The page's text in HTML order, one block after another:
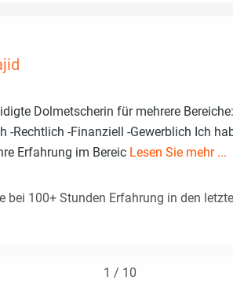
Dolmetscherin für mehrere
-Rechtlich -Finanziell -Gewerblich Ich
Erfahrung im Bereic Lesen Sie mehr ...
bei 100+ Stunden Erfahrung in den
1 / 10